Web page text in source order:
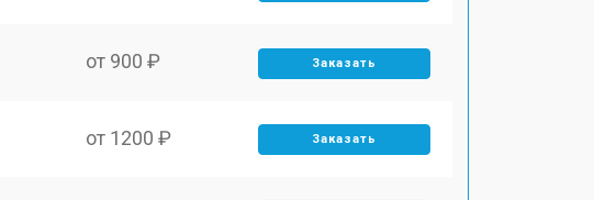
от 900 ₽ Заказать
от 1200 ₽ Заказать